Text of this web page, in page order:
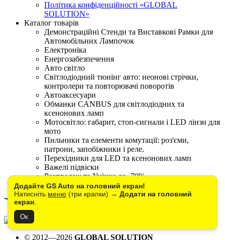
Додайте GS Auto на головний екран!
Натисніть меню (три крапки) → Додати на головний
екран
Ок
Політика конфіденційності «GLOBAL
SOLUTION»
Каталог товарів
Демонстраційні Стенди та Виставкові Рамки для
Автомобільних Лампочок
Електроніка
Енергозабезпечення
Авто світло
Світлодіодний тюнінг авто: неонові стрічки,
контролери та повторювачі поворотів
Автоаксесуари
Обманки CANBUS для світлодіодних та
ксенонових ламп
Мотосвітло: габарит, стоп-сигнали і LED лінзи для
мото
Пильники та елементи комутації: роз'єми,
патрони, запобіжники і реле.
Перехідники для LED та ксенонових ламп
Важелі підвіски
Розпродаж та Уцінка до -70%
Зняті з виробництва
© 2012—2026 GLOBAL SOLUTION